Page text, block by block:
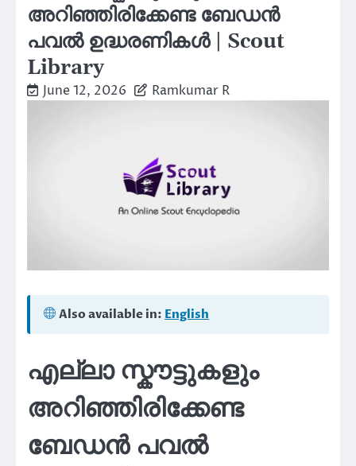
അറിഞ്ഞിരിക്കേണ്ട ബേഡൻ
പവൽ ഉദ്ധരണികൾ | Scout
Library
June 12, 2026 Ramkumar R
Also available in: English
എല്ലാ സ്കൗട്ടുകളും
അറിഞ്ഞിരിക്കേണ്ട
ബേഡൻ പവൽ